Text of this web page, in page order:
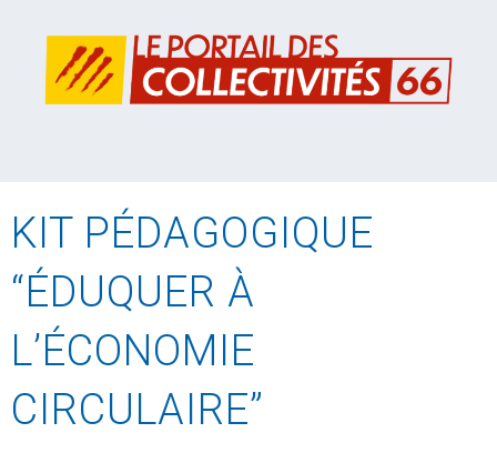
KIT PÉDAGOGIQUE
“ÉDUQUER À
L’ÉCONOMIE
CIRCULAIRE”